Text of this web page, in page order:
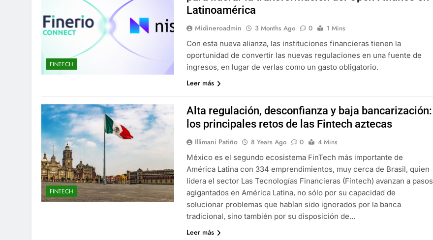
FINTECH
Latinoamérica
Midineroadmin 3 Months Ago 0
1 Mins
Con esta nueva alianza, las instituciones financieras tienen la
oportunidad de convertir las nuevas regulaciones en una fuente de
ingresos, en lugar de verlas como un gasto obligatorio.
Leer más
FINTECH
Alta regulación, desconfianza y baja bancarización:
los principales retos de las Fintech aztecas
Illimani Patiño 8 Years Ago 0
4 Mins
México es el segundo ecosistema FinTech más importante de
América Latina con 334 emprendimientos, muy cerca de Brasil, quien
lidera el sector Las Tecnologías Financieras (Fintech) avanzan a pasos
agigantados en América Latina, no sólo por su capacidad de
solucionar problemas que habían sido ignorados por la banca
tradicional, sino también por su disposición de…
Leer más